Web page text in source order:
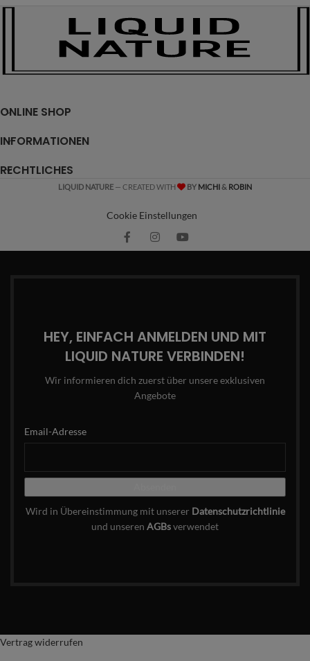
ONLINE SHOP
INFORMATIONEN
RECHTLICHES
LIQUID NATURE — CREATED WITH BY MICHI& ROBIN
Cookie Einstellungen
HEY, EINFACH ANMELDEN UND MIT
LIQUID NATURE VERBINDEN!
Wir informieren dich zuerst über unsere exklusiven
Angebote
Email-Adresse
Wird in Übereinstimmung mit unserer Datenschutzrichtlinie
und unseren AGBsverwendet
Vertrag widerrufen